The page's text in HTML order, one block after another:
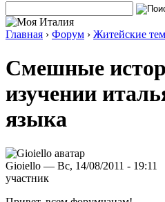
Главная › Форум › Житейские
Смешные
изучении
языка
Gioiello — Вс, 14/08/2011 - 19:11
участник